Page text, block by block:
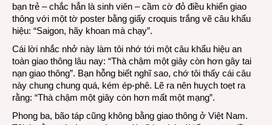
bạn trẻ – chắc hẳn là sinh viên – cầm cờ đỏ điều khiển giao
thông với một tờ poster bằng giấy croquis trắng vẽ câu khẩu
hiệu: “Saigon, hãy khoan mà chạy”.
Cái lời nhắc nhở này làm tôi nhớ tới một câu khẩu hiệu an
toàn giao thông lâu nay: “Thà chậm một giây còn hơn gây tai
nạn giao thông”. Bạn hỗng biết nghĩ sao, chớ tôi thấy cái câu
này chung chung quá, kém ép-phê. Lẽ ra nên huỵch toẹt ra
rằng: “Thà chậm một giây còn hơn mất một mạng”.
Phong ba, bão táp cũng không bằng giao thông ở Việt Nam.